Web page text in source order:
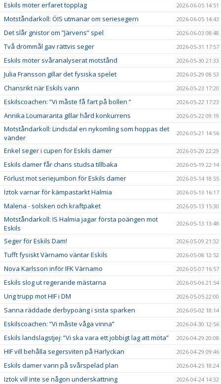
Eskils möter erfaret topplag 2026-06-05 14:51
Motståndarkoll: ÖIS utmanar om seriesegern 2026-06-05 14:43
Det slår gnistor om ”Järvens” spel 2026-06-03 08:48
Två drömmål gav rättvis seger 2026-05-31 17:57
Eskils möter svåranalyserat motstånd 2026-05-30 21:33
Julia Fransson gillar det fysiska spelet 2026-05-29 08:53
Chansrikt när Eskils vann 2026-05-23 17:20
Eskilscoachen: ”Vi måste få fart på bollen ” 2026-05-22 17:23
Annika Loumaranta gillar hård konkurrens 2026-05-22 09:19
Motståndarkoll: Lindsdal en nykomling som hoppas det
vänder
2026-05-21 14:56
Enkel seger i cupen för Eskils damer 2026-05-20 22:29
Eskils damer får chans studsa tillbaka 2026-05-19 22:14
Förlust mot seriejumbon för Eskils damer 2026-05-14 18:55
Iztok varnar för kämpastarkt Halmia 2026-05-13 16:17
Malena - solsken och kraftpaket 2026-05-13 15:30
Motståndarkoll: IS Halmia jagar första poängen mot
Eskils
2026-05-13 13:48
Seger för Eskils Dam! 2026-05-09 21:32
Tufft fysiskt Värnamo väntar Eskils 2026-05-08 12:52
Nova Karlsson inför IFK Värnamo 2026-05-07 16:57
Eskils slog ut regerande mästarna 2026-05-06 21:54
Ung trupp mot HIF i DM 2026-05-05 22:00
Sanna räddade derbypoäng i sista sparken 2026-05-02 18:14
Eskilscoachen: ”Vi måste våga vinna” 2026-04-30 12:56
Eskils landslagstjej: ”Vi ska vara ett jobbigt lag att möta” 2026-04-29 20:08
HIF vill behålla segersviten på Harlyckan 2026-04-29 09:46
Eskils damer vann på svårspelad plan 2026-04-25 18:24
Iztok vill inte se någon underskattning 2026-04-24 14:32